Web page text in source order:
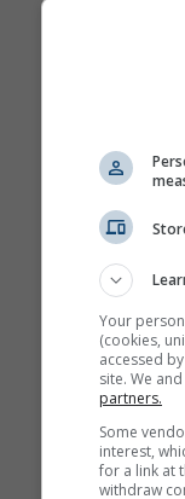
Your
(cookies,
accessed
site. We
partners.
Some
interest,
for a link at
withdraw